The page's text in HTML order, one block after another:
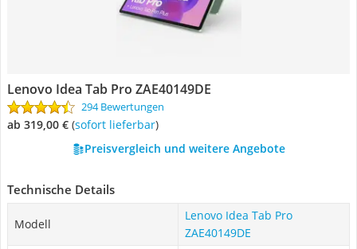
Lenovo Idea Tab Pro ZAE40149DE
294 Bewertungen
ab 319,00 € ( Sofort lieferbar)
Preisvergleich und weitere Angebote
Technische Details
Modell
Lenovo Idea Tab Pro
ZAE40149DE